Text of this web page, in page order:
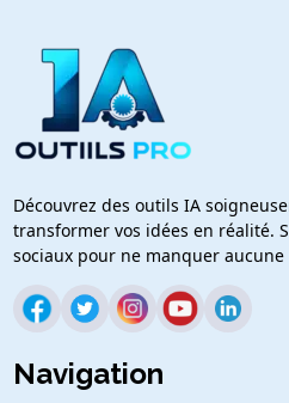
Découvrez des outils IA
transformer vos idées en réalité.
sociaux pour ne manquer aucune
Navigation